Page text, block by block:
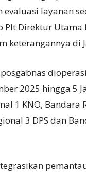
evaluasi layanan
Plt Direktur Utama
keterangannya di
2025 hingga 5
1 KNO, Bandara
3 DPS dan